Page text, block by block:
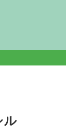
ル